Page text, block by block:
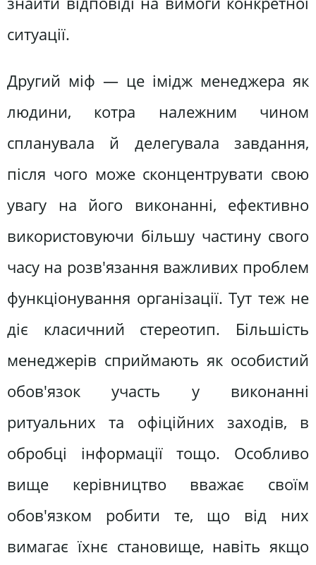
ситуації.
Другий міф — це імідж менеджера як
людини, котра належним чином
спланувала й делегувала завдання,
після чого може сконцентрувати свою
увагу на його виконанні, ефективно
використовуючи більшу частину свого
часу на розв'язання важливих проблем
функціонування організації. Тут теж не
діє класичний стереотип. Більшість
менеджерів сприймають як особистий
обов'язок участь у виконанні
ритуальних та офіційних заходів, в
обробці інформації тощо. Особливо
вище керівництво вважає своїм
обов'язком робити те, що від них
вимагає їхнє становище, навіть якщо